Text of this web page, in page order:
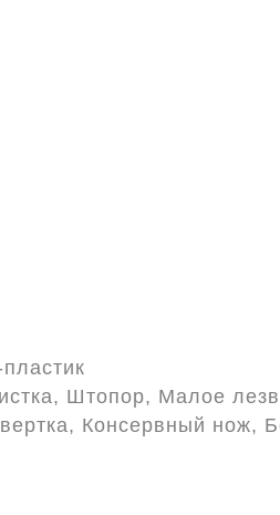
Штопор, Малое
Консервный нож,